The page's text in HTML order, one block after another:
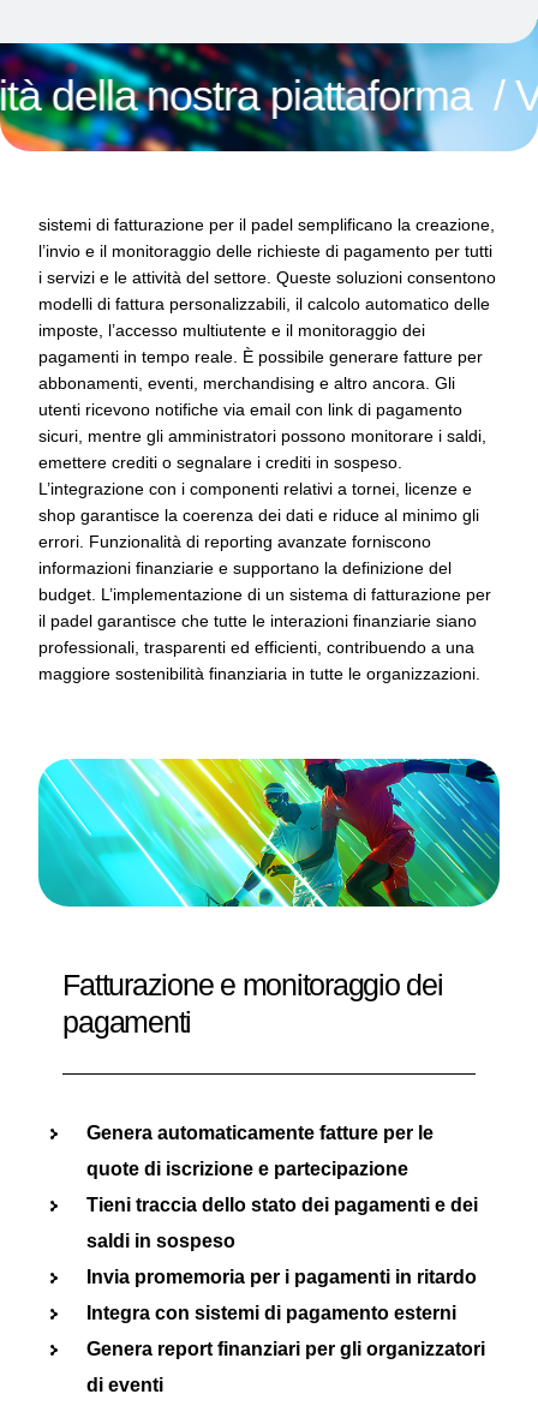
nostra piattaforma / Vuoi
sistemi di fatturazione per il padel semplificano la creazione,
l’invio e il monitoraggio delle richieste di pagamento per tutti
i servizi e le attività del settore. Queste soluzioni consentono
modelli di fattura personalizzabili, il calcolo automatico delle
imposte, l’accesso multiutente e il monitoraggio dei
pagamenti in tempo reale. È possibile generare fatture per
abbonamenti, eventi, merchandising e altro ancora. Gli
utenti ricevono notifiche via email con link di pagamento
sicuri, mentre gli amministratori possono monitorare i saldi,
emettere crediti o segnalare i crediti in sospeso.
L’integrazione con i componenti relativi a tornei, licenze e
shop garantisce la coerenza dei dati e riduce al minimo gli
errori. Funzionalità di reporting avanzate forniscono
informazioni finanziarie e supportano la definizione del
budget. L’implementazione di un sistema di fatturazione per
il padel garantisce che tutte le interazioni finanziarie siano
professionali, trasparenti ed efficienti, contribuendo a una
maggiore sostenibilità finanziaria in tutte le organizzazioni.
Fatturazione e monitoraggio dei
pagamenti
Genera automaticamente fatture per le
quote di iscrizione e partecipazione
Tieni traccia dello stato dei pagamenti e dei
saldi in sospeso
Invia promemoria per i pagamenti in ritardo
Integra con sistemi di pagamento esterni
Genera report finanziari per gli organizzatori
di eventi